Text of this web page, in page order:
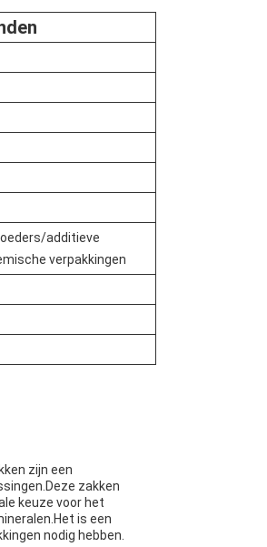
additieve
verpakkingen
zijn een
zakken
keuze voor het
is een
nodig hebben.